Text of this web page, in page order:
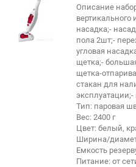
Описание
вертикального
насадка;-
пола 2шт;-
угловая
щетка;-
щетка-
стакан для
Тип: паровая
Вес: 2400 г
Цвет: белый,
Ширина/
Емкость
Питание: от